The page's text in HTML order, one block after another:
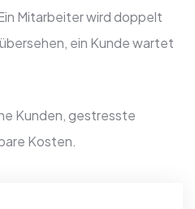
Mitarbeiter wird doppelt
ein Kunde wartet
Kunden, gestresste
Kosten.